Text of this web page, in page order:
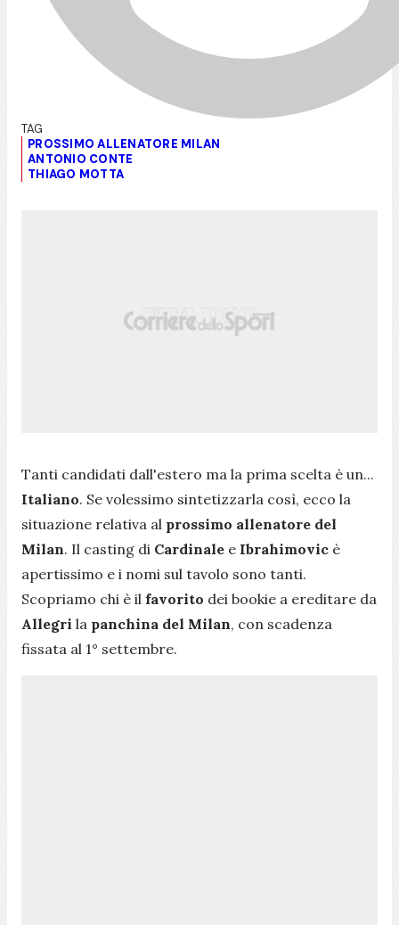
PROSSIMO ALLENATORE MILAN
ANTONIO CONTE
THIAGO MOTTA
Tanti candidati dall'estero ma la prima scelta è un...
Italiano. Se volessimo sintetizzarla così, ecco la
situazione relativa al prossimo allenatore del
Milan. Il casting di Cardinale e Ibrahimovic è
apertissimo e i nomi sul tavolo sono tanti.
Scopriamo chi è il favorito dei bookie a ereditare da
Allegri la panchina del Milan, con scadenza
fissata al 1° settembre.